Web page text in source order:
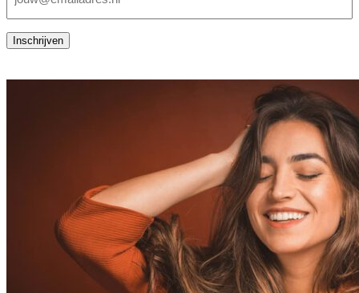
Inschrijven